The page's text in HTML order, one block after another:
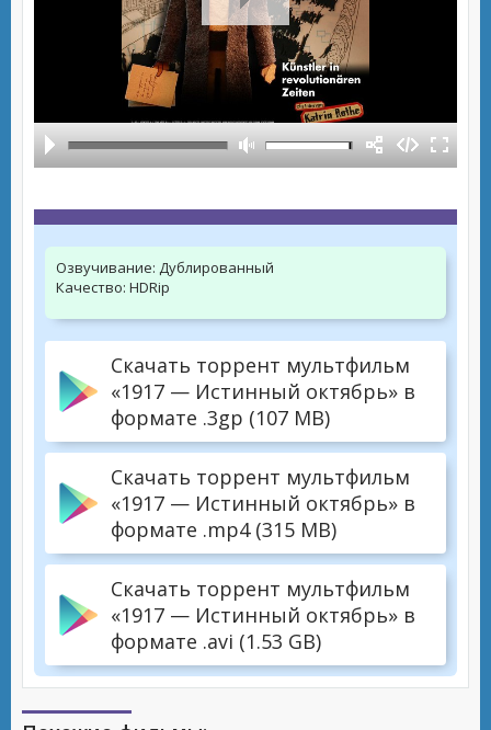
Озвучивание: Дублированный
Качество: HDRip
Скачать торрент мультфильм
«1917 — Истинный октябрь» в
формате .3gp (107 MB)
Скачать торрент мультфильм
«1917 — Истинный октябрь» в
формате .mp4 (315 MB)
Скачать торрент мультфильм
«1917 — Истинный октябрь» в
формате .avi (1.53 GB)